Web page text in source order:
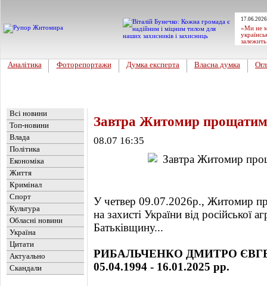
«Ми не
Аналітика Фоторепортажи Думка експерта Власна думка
Всі новини
Топ-новини
Влада
Політика
Економіка
Життя
Кримінал
Спорт
Культура
Обласні новини
Україна
Цитати
Актуально
Скандали
Завтра Житомир
08.07 16:35
У четвер 09.07.2026р., Житомир
на захисті України від російської
Батьківщину...
РИБАЛЬЧЕНКО ДМИТРО
05.04.1994 - 16.01.2025 рр.